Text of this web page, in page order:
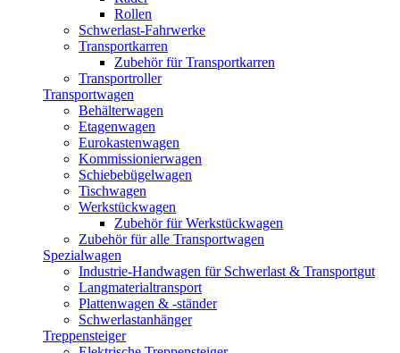
Rollen
Schwerlast-Fahrwerke
Transportkarren
Zubehör für Transportkarren
Transportroller
Transportwagen
Behälterwagen
Etagenwagen
Eurokastenwagen
Kommissionierwagen
Schiebebügelwagen
Tischwagen
Werkstückwagen
Zubehör für Werkstückwagen
Zubehör für alle Transportwagen
Spezialwagen
Industrie-Handwagen für Schwerlast & Transportgut
Langmaterialtransport
Plattenwagen & -ständer
Schwerlastanhänger
Treppensteiger